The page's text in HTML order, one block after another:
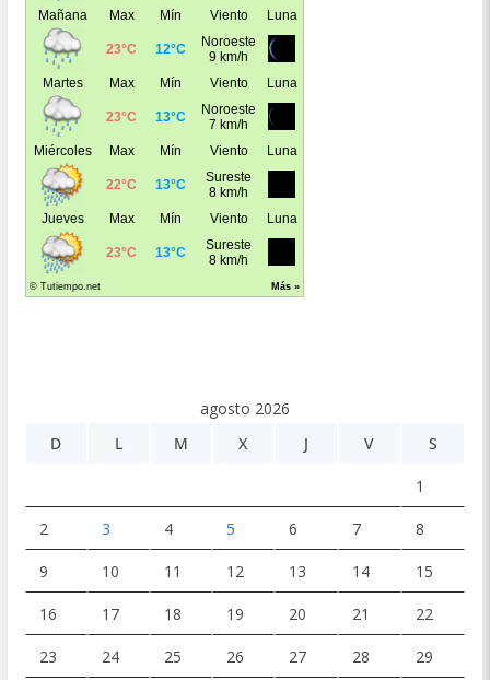
agosto 2026
D
L M X J V S
1
2 3 4 5 6 7 8
9 10 11 12 13 14 15
16 17 18 19 20 21 22
23 24 25 26 27 28 29